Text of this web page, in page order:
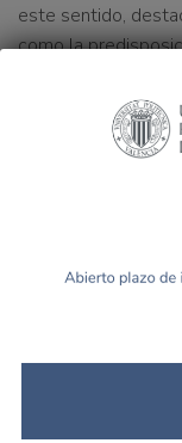
este sentido,
como la
continuamente.
Alqueria del
Desde la propia
experiencias entre
resumida a la
a seguir
La Cátedra del
Valencia Basket
Vidal Ruiz su
“Modelo